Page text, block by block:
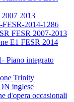
2013
2014-1286
FESR 2007-2013
E1 FESR 2014
Piano integrato
Trinity
inglese
d'opera occasionali